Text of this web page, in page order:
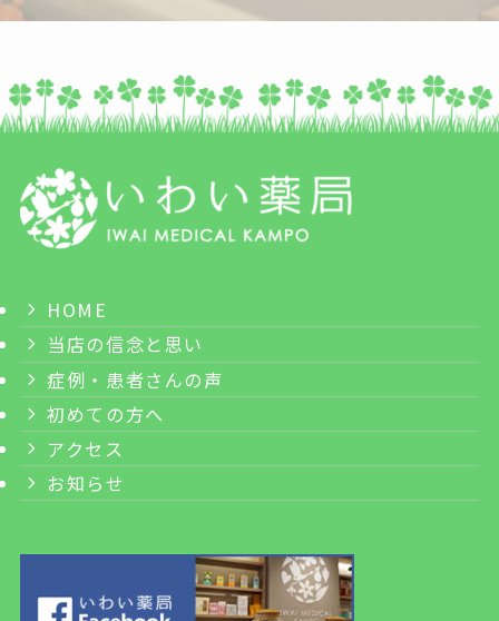
HOME
当店の信念と思い
症例・患者さんの声
初めての方へ
アクセス
お知らせ